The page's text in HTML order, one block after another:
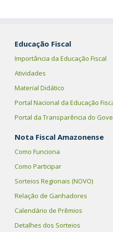
Educação Fiscal
Importância da Educação Fiscal
Atividades
Material Didático
Portal Nacional da Educação
Portal da Transparência do
Nota Fiscal Amazonense
Como Funciona
Como Participar
Sorteios Regionais (NOVO)
Relação de Ganhadores
Calendário de Prêmios
Detalhes dos Sorteios